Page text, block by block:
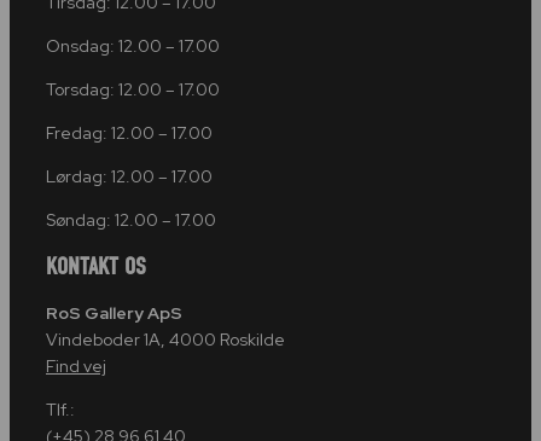
Onsdag: 12.00 – 17.00
Torsdag: 12.00 – 17.00
Fredag: 12.00 – 17.00
Lørdag: 12.00 – 17.00
Søndag: 12.00 – 17.00
KONTAKT OS
RoS Gallery ApS
Vindeboder 1A, 4000 Roskilde
Find vej
Tlf.: